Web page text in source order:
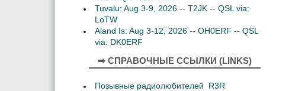
Tuvalu: Aug 3-9, 2026 -- T2JK -- QSL via:
LoTW
Aland Is: Aug 3-12, 2026 -- OH0ERF -- QSL
via: DK0ERF
➡ СПРАВОЧНЫЕ ССЫЛКИ (LINKS)
Позывные радиолюбителей R3R